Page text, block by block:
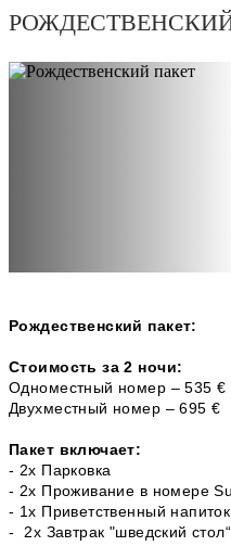
Рождественский пакет:
Стоимость за 2 ночи:
Одноместный номер – 535 €
Двухместный номер – 695 €
Пакет включает:
- 2x Парковка
- 2x Проживание в номере
- 1х Приветственный напиток
- 2x Завтрак "шведский стол“